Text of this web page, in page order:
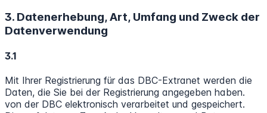
3. Datenerhebung, Art, Umfang und Zweck der
Datenverwendung
3.1
Mit Ihrer Registrierung für das DBC-Extranet werden die
Daten, die Sie bei der Registrierung angegeben haben.
von der DBC elektronisch verarbeitet und gespeichert.